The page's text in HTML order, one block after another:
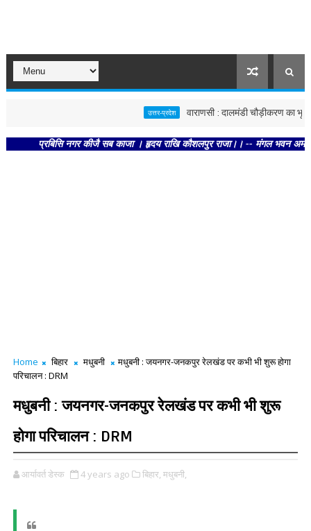
उत्तर-प्रदेश वाराणसी : दालमंडी चौड़ीकरण का भूमि
प्रबिसि नगर कीजै सब काजा । हृदय राखि कौशलपुर राजा।। -- मंगल भवन अमंगल
Home बिहार मधुबनी
मधुबनी : जयनगर-जनकपुर रेलखंड पर कभी भी शुरू होगा
परिचालन : DRM
मधुबनी : जयनगर-जनकपुर रेलखंड पर कभी भी शुरू
होगा परिचालन : DRM
आर्यावर्त डेस्क 4 years ago बिहार, मधुबनी,